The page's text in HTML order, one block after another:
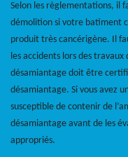
Selon les règlementations, il
démolition si votre batiment
produit très cancérigène. Il
les accidents lors des
désamiantage doit être
désamiantage. Si vous avez
susceptible de contenir de
désamiantage avant de les
appropriés.